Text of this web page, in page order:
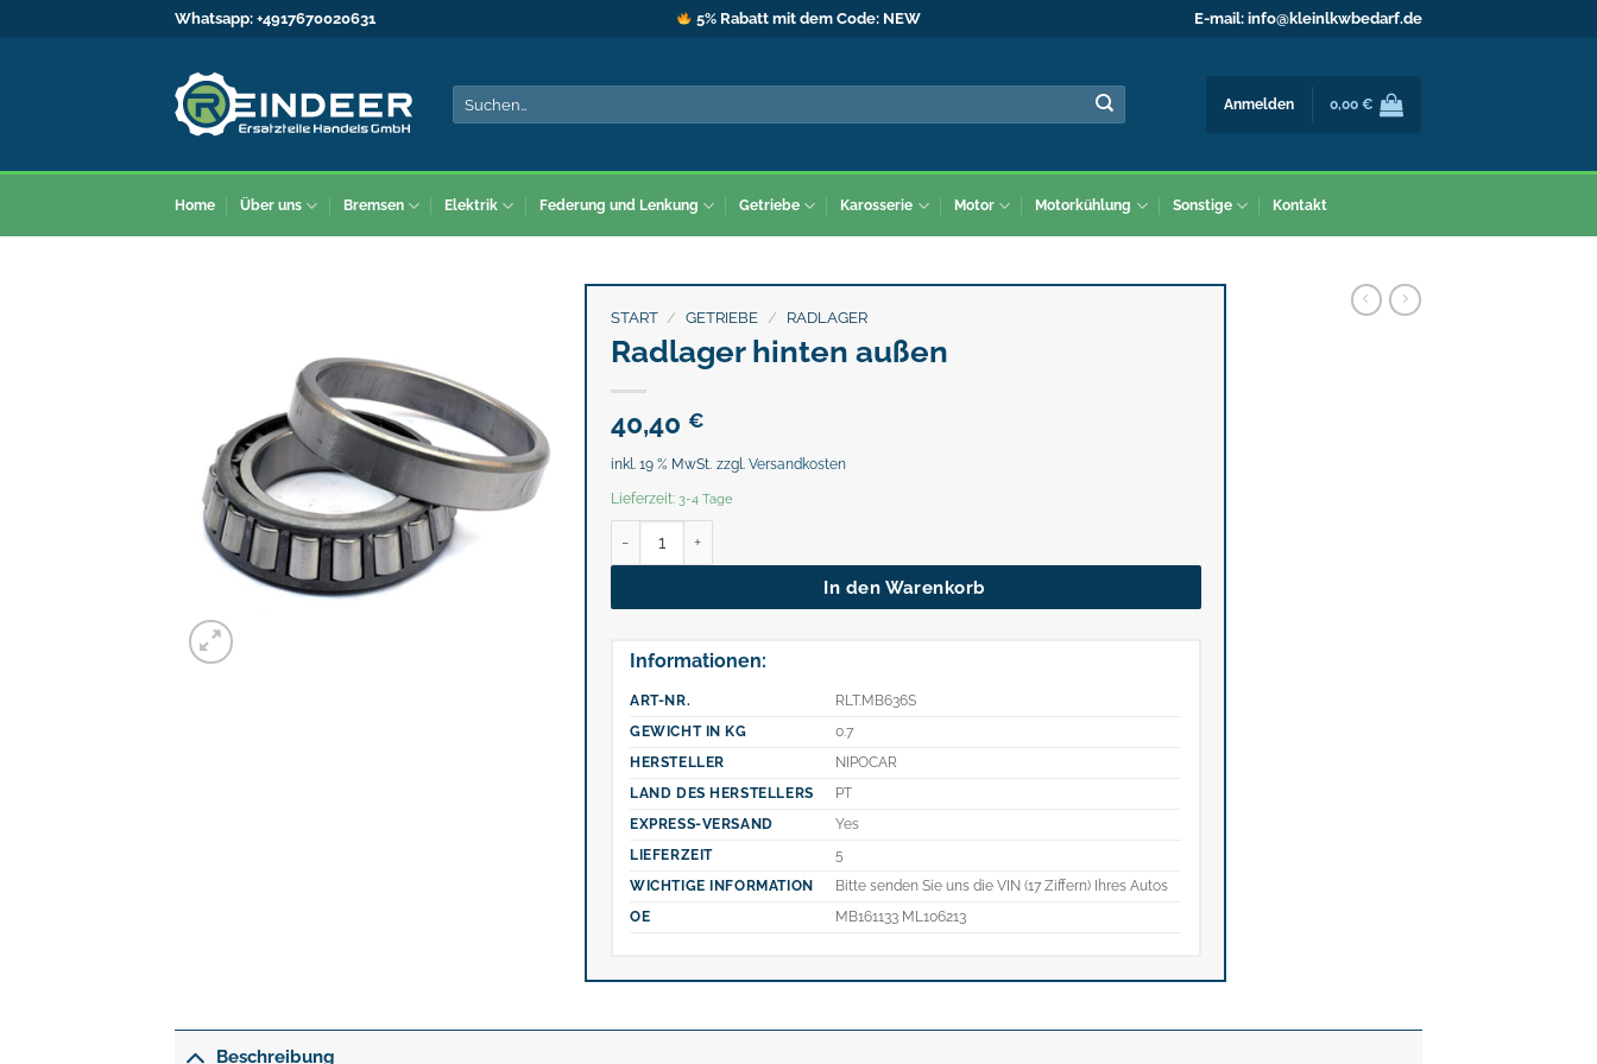
Whatsapp: +4917670020631 5% Rabatt mit dem Code: NEW E-mail:info@kleinlkwbedarf.de
Anmelden 0,00 €
Home Über uns Bremsen Elektrik Federung und Lenkung Getriebe Karosserie Motor Motorkühlung Sonstige Kontakt
START / GETRIEBE / RADLAGER
Radlager hinten außen
40,40 €
inkl. 19 % MwSt. zzgl. Versandkosten
Lieferzeit: 3-4 Tage
In den Warenkorb
Informationen:
ART-NR.
RLT.MB636S
GEWICHT IN KG
0.7
HERSTELLER
NIPOCAR
LAND DES HERSTELLERS
PT
EXPRESS-VERSAND
Yes
LIEFERZEIT
5
WICHTIGE INFORMATION
Bitte senden Sie uns die VIN (17 Ziffern) Ihres Autos
OE
MB161133 ML106213
Beschreibung